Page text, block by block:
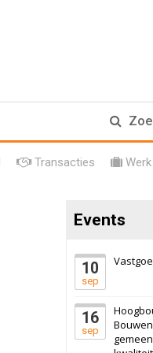
Transacties Werk
Events
10
sep
16
sep
17 september 2026
6 oktober 2026